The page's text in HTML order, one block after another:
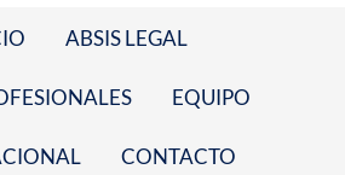
ABSIS LEGAL
EQUIPO
CONTACTO